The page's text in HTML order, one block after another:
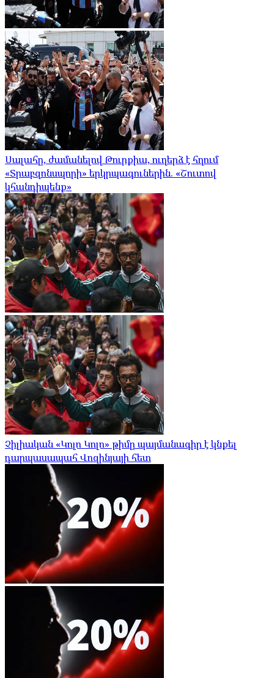
Սալահը, ժամանելով Թուրքիա, ուղերձ է հղում
«Տրաբզոնսպորի» երկրպագուներին. «Շուտով
կհանդիպենք»
Չիլիական «Կոլո Կոլո» թիմը պայմանագիր է կնքել
դարպասապահ Վոզինյայի հետ